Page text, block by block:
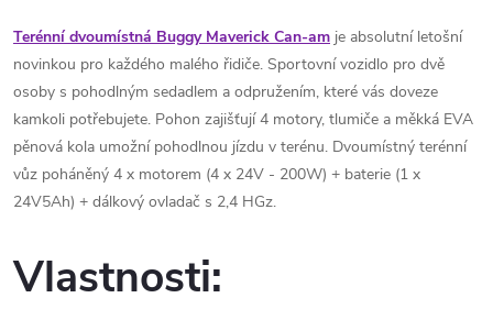
Terénní dvoumístná Buggy Maverick Can-am je absolutní letošní
novinkou pro každého malého řidiče. Sportovní vozidlo pro dvě
osoby s pohodlným sedadlem a odpružením, které vás doveze
kamkoli potřebujete. Pohon zajišťují 4 motory, tlumiče a měkká EVA
pěnová kola umožní pohodlnou jízdu v terénu. Dvoumístný terénní
vůz poháněný 4 x motorem (4 x 24V - 200W) + baterie (1 x
24V5Ah) + dálkový ovladač s 2,4 HGz.
Vlastnosti: